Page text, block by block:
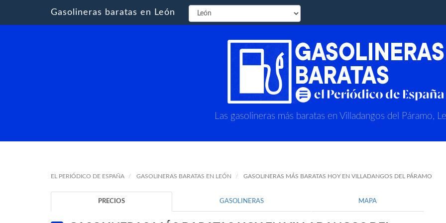
Gasolineras baratas en León
Las gasolineras más baratas en Villadangos del Páramo,
EL PERIÓDICO DE ESPAÑA GASOLINERAS BARATAS EN LEÓN GASOLINERAS MÁS BARATAS HOY EN VILLADANGOS DEL PÁRAMO
PRECIOS GASOLINERAS MAPA